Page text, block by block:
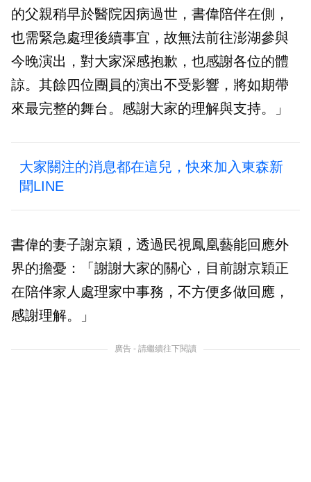
的父親稍早於醫院因病過世，書偉陪伴在側，
也需緊急處理後續事宜，故無法前往澎湖參與
今晚演出，對大家深感抱歉，也感謝各位的體
諒。其餘四位團員的演出不受影響，將如期帶
來最完整的舞台。感謝大家的理解與支持。」
大家關注的消息都在這兒，快來加入東森新
聞LINE
書偉的妻子謝京穎，透過民視鳳凰藝能回應外
界的擔憂：「謝謝大家的關心，目前謝京穎正
在陪伴家人處理家中事務，不方便多做回應，
感謝理解。」
廣告 - 請繼續往下閱讀